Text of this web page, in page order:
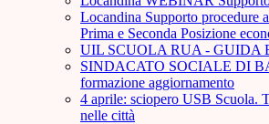
Locandina Supporto procedure
Prima e Seconda Posizione
UIL SCUOLA RUA - GUIDA
SINDACATO SOCIALE DI
formazione aggiornamento
4 aprile: sciopero USB Scuola.
nelle città